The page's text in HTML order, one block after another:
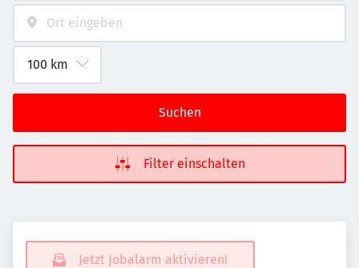
Suchen
Filter einschalten
Jetzt Jobalarm aktivieren!